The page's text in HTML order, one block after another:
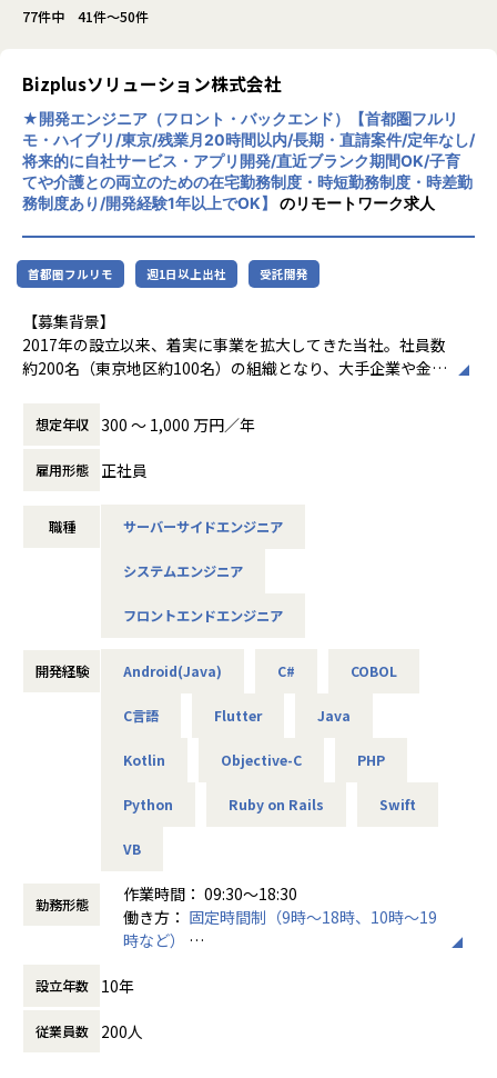
77件中 41件～50件
Bizplusソリューション株式会社
★開発エンジニア（フロント・バックエンド）【首都圏フルリ
モ・ハイブリ/東京/残業月20時間以内/長期・直請案件/定年なし/
将来的に自社サービス・アプリ開発/直近ブランク期間OK/子育
てや介護との両立のための在宅勤務制度・時短勤務制度・時差勤
務制度あり/開発経験1年以上でOK】
のリモートワーク求人
首都圏フルリモ 週1日以上出社 受託開発
【募集背景】
2017年の設立以来、着実に事業を拡大してきた当社。社員数
約200名（東京地区約100名）の組織となり、大手企業や金
が多く寄せられています。今後も案件増が見込まれるなか、
お客様と円滑にやりとりをしながらプロジェクト全体を見渡
していけるベテラン層の参画が急務です。
開発エンジニアとして幅広いプロジェクトに携わっていただ
近年では化粧品業界向けのERPパッケージ開発にも取り組ん
■Web系・オープン系・スマホアプリ開発
■BtoC向けECサイトのフロントエンド開発
※経験・キャリアプランに応じて案件をアサインします
～エンドユーザーと近い距離で幅広いフェーズを一貫して担
プロジェクトの全体像を把握しながら、業務理解を深められ
チームコントロール・プロジェクト管理などのスキルを高め
ながら
PL・PMなどへのスピーディなキャリアアップも可能！
将来的には、自社サービスやアプリ開発に携わるチャンスも
あります。
想定年収 300 〜 1,000 万円／年
雇用形態 正社員
職種 サーバーサイドエンジニア
システムエンジニア
フロントエンドエンジニア
開発経験 Android(Java) C# COBOL
C言語 Flutter Java
Kotlin Objective-C PHP
Python Ruby on Rails Swift
VB
勤務形態
作業時間： 09:30～18:30
働き方： 固定時間制（9時～18時、10時～19
時など）
時間）
設立年数 10年
従業員数 200人